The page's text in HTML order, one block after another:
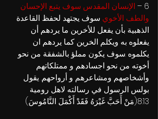
6
– الإنسان المقدس سوف يتبع الإحسان
والطف الأخوي سوف يجتهد لحفظ القاعدة
الذهبية بأن يفعل للأخرين ما يردهم أن
يفعلوه به ويكلم الخرين كما يردهم ان
يكلموه .سوف يكون مملؤ بالشفقة من نحو
أخوته من نحو اجسادهم و ممتلكاتهم
وأشخاصهم ومشاعرهم و أرواحهم. يقول
بولس الرسول في رسالته لاهل رومية
8:13(مَنْ أَحَبَّ غَيْرَهُ فَقَدْ أَكْمَلَ النَّامُوسَ.)